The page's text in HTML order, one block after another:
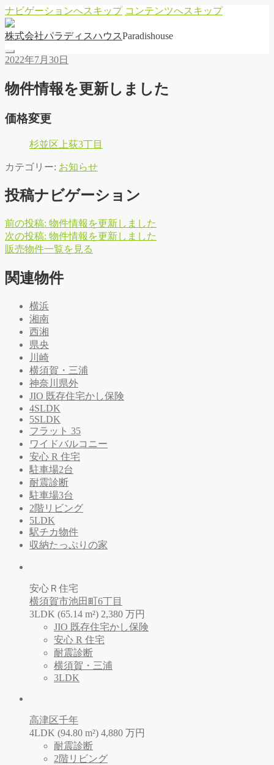
ナビゲーションへスキップ コンテンツへスキップ
株式会社パラディ スハウ スParadishouse
2022年7月30日
物件情報を更新しました
価格変更
杉並区上荻3丁目
カテゴリー: お知らせ
投稿ナビゲーション
前の投稿: 物件情報を更新しました
次の投稿: 物件情報を更新しました
販売物件一覧を 見る
関連物件
横浜
湘南
西湘
県央
川崎
横須賀・三浦
神奈川県外
JIO 既存住宅かし保険
4SLDK
5SLDK
フラット 35
ワイドバルコニー
安心 R 住宅
駐車場2台
耐震診断
駐車場3台
2階リビング
5LDK
駅チカ物件
収納たっぷりの家
安心Ｒ住宅
横須賀市池田町6丁目
3LDK (65.14 m²) 2,380 万円
JIO 既存住宅かし保険
安心 R 住宅
耐震診断
横須賀・三浦
3LDK
高津区千年
4LDK (94.80 m²) 4,880 万円
耐震診断
2階リビング